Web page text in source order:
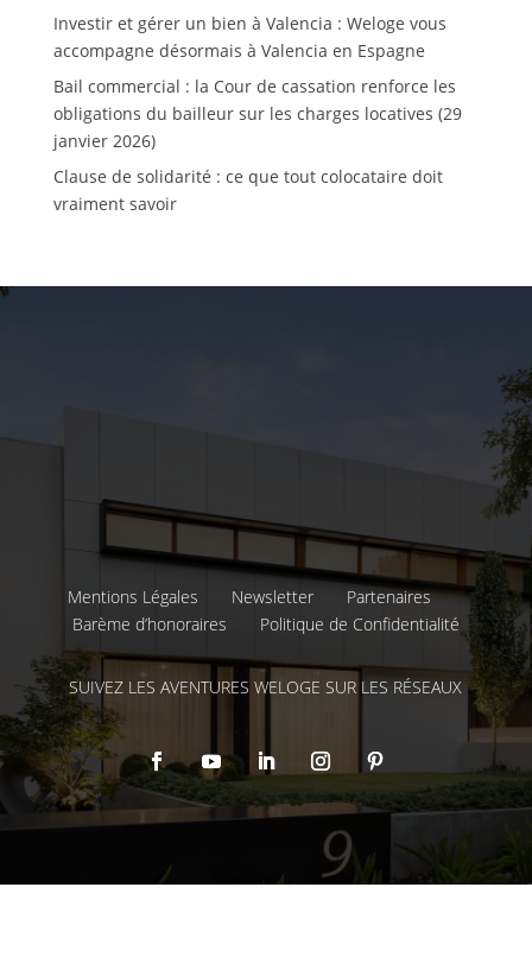
Investir et gérer un bien à Valencia : Weloge vous
accompagne désormais à Valencia en Espagne
Bail commercial : la Cour de cassation renforce les
obligations du bailleur sur les charges locatives (29
janvier 2026)
Clause de solidarité : ce que tout colocataire doit
vraiment savoir
Mentions Légales Newsletter
Partenaires
Barème d’honoraires
Politique de Confidentialité
SUIVEZ LES AVENTURES WELOGE SUR LES RÉSEAUX